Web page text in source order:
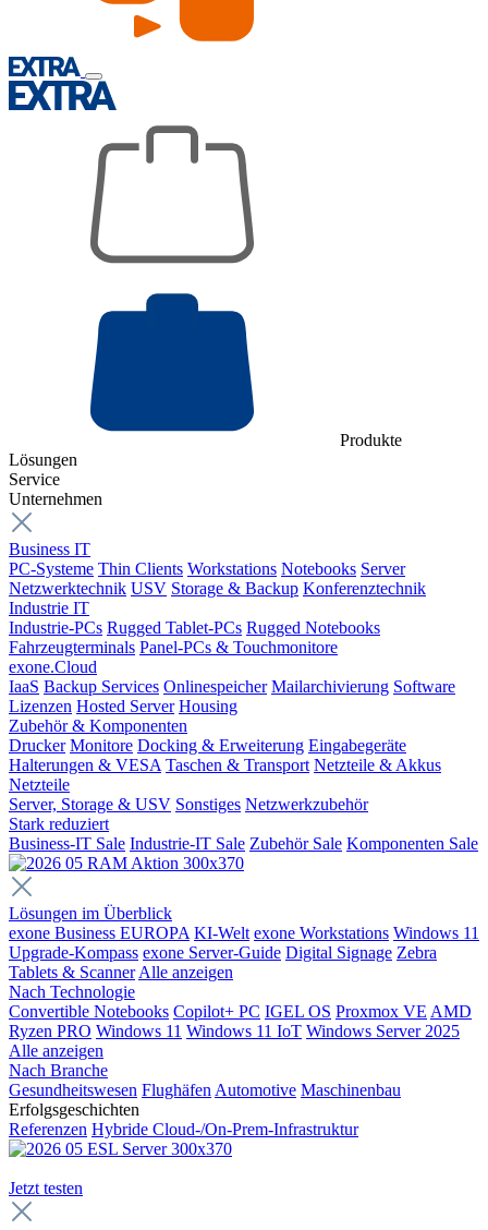
Produkte
Lösungen
Service
Unternehmen
Business IT
PC-Systeme Thin Clients Workstations Notebooks Server
Netzwerktechnik USV Storage & Backup Konferenztechnik
Industrie IT
Industrie-PCs Rugged Tablet-PCs Rugged Notebooks
Fahrzeugterminals Panel-PCs & Touchmonitore
exone.Cloud
IaaS Backup Services Onlinespeicher Mailarchivierung Software
Lizenzen Hosted Server Housing
Zubehör & Komponenten
Drucker Monitore Docking & Erweiterung Eingabegeräte
Halterungen & VESA Taschen & Transport Netzteile & Akkus
Netzteile
Server, Storage & USV Sonstiges Netzwerkzubehör
Stark reduziert
Business-IT Sale Industrie-IT Sale Zubehör Sale Komponenten Sale
Lösungen im Überblick
exone Business EUROPA KI-Welt exone Workstations Windows 11
Upgrade-Kompass exone Server-Guide Digital Signage Zebra
Tablets & Scanner Alle anzeigen
Nach Technologie
Convertible Notebooks Copilot+ PC IGEL OS Proxmox VE AMD
Ryzen PRO Windows 11 Windows 11 IoT Windows Server 2025
Alle anzeigen
Nach Branche
Gesundheitswesen Flughäfen Automotive Maschinenbau
Erfolgsgeschichten
Referenzen Hybride Cloud-/On-Prem-Infrastruktur
Jetzt testen